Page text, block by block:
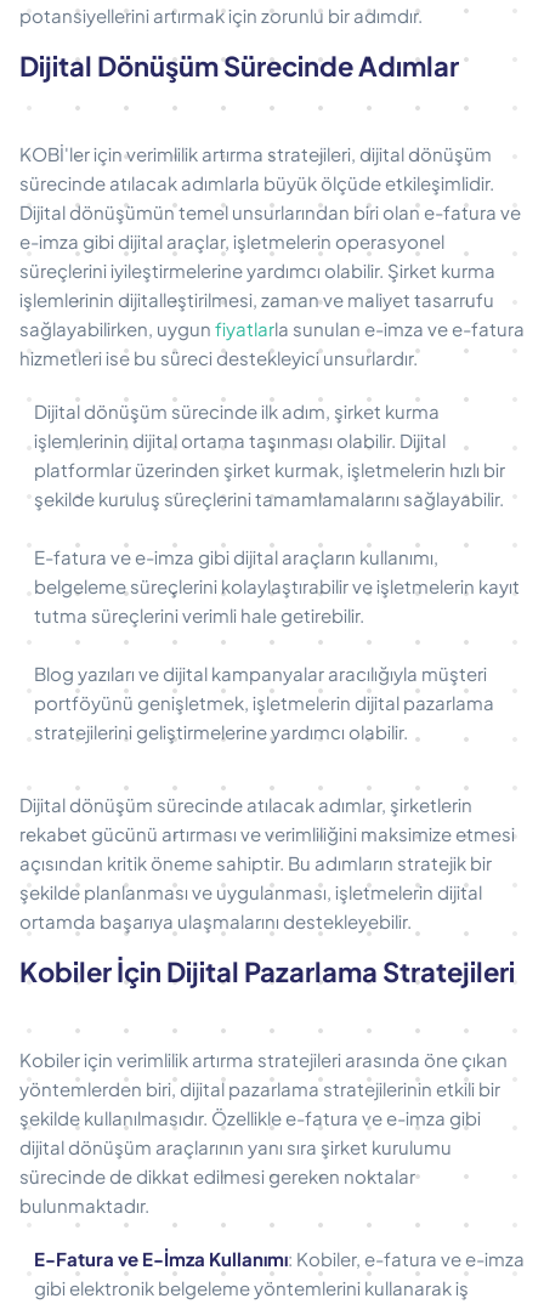
potansiyellerini artırmak için zorunlu bir adımdır.
Dijital Dönüşüm Sürecinde Adımlar
KOBİ'ler için verimlilik artırma stratejileri, dijital dönüşüm
sürecinde atılacak adımlarla büyük ölçüde etkileşimlidir.
Dijital dönüşümün temel unsurlarından biri olan e-fatura ve
e-imza gibi dijital araçlar, işletmelerin operasyonel
süreçlerini iyileştirmelerine yardımcı olabilir. Şirket kurma
işlemlerinin dijitalleştirilmesi, zaman ve maliyet tasarrufu
sağlayabilirken, uygun fiyatlarla sunulan e-imza ve e-fatura
hizmetleri ise bu süreci destekleyici unsurlardır.
Dijital dönüşüm sürecinde ilk adım, şirket kurma
işlemlerinin dijital ortama taşınması olabilir. Dijital
platformlar üzerinden şirket kurmak, işletmelerin hızlı bir
şekilde kuruluş süreçlerini tamamlamalarını sağlayabilir.
E-fatura ve e-imza gibi dijital araçların kullanımı,
belgeleme süreçlerini kolaylaştırabilir ve işletmelerin kayıt
tutma süreçlerini verimli hale getirebilir.
Blog yazıları ve dijital kampanyalar aracılığıyla müşteri
portföyünü genişletmek, işletmelerin dijital pazarlama
stratejilerini geliştirmelerine yardımcı olabilir.
Dijital dönüşüm sürecinde atılacak adımlar, şirketlerin
rekabet gücünü artırması ve verimliliğini maksimize etmesi
açısından kritik öneme sahiptir. Bu adımların stratejik bir
şekilde planlanması ve uygulanması, işletmelerin dijital
ortamda başarıya ulaşmalarını destekleyebilir.
Kobiler İçin Dijital Pazarlama Stratejileri
Kobiler için verimlilik artırma stratejileri arasında öne çıkan
yöntemlerden biri, dijital pazarlama stratejilerinin etkili bir
şekilde kullanılmasıdır. Özellikle e-fatura ve e-imza gibi
dijital dönüşüm araçlarının yanı sıra şirket kurulumu
sürecinde de dikkat edilmesi gereken noktalar
bulunmaktadır.
E-Fatura ve E-İmza Kullanımı: Kobiler, e-fatura ve e-imza
gibi elektronik belgeleme yöntemlerini kullanarak iş